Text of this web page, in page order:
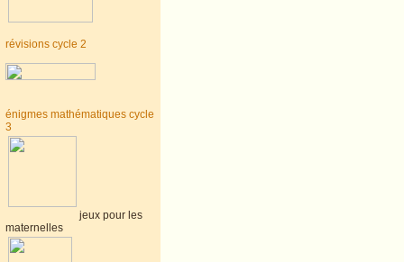
révisions cycle 2
énigmes mathématiques cycle
3
jeux pour les
maternelles